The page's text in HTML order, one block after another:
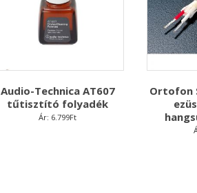
Audio-Technica AT607
tűtisztító folyadék
Ár: 6.799Ft
Ortofon